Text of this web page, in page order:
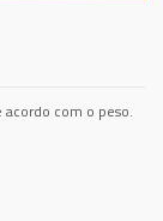
acordo com o peso.